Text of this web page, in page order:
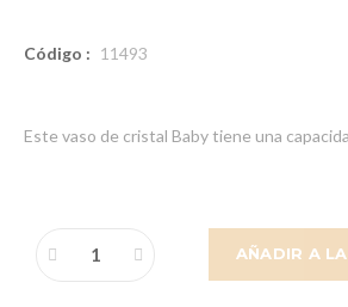
Código : 11493
Este vaso de cristal Baby tiene una
AÑADIR A